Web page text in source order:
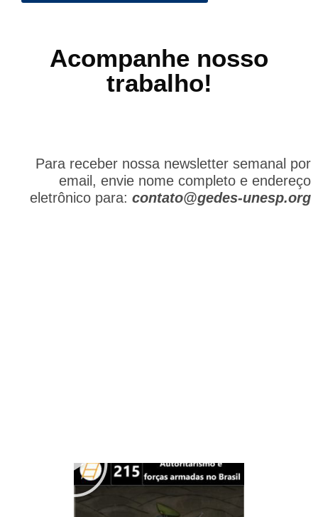
Acompanhe nosso
trabalho!
Para receber nossa newsletter semanal por
email, envie nome completo e endereço
eletrônico para: contato@gedes-unesp.org